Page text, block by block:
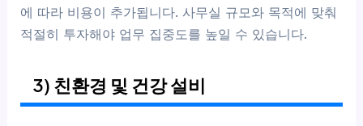
에 따라 비용이 추가됩니다. 사무실 규모와 목적에 맞춰
적절히 투자해야 업무 집중도를 높일 수 있습니다.
3) 친환경 및 건강 설비